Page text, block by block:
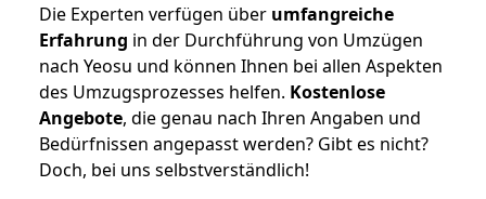
Die Experten verfügen über umfangreiche
Erfahrung in der Durchführung von Umzügen
nach Yeosu und können Ihnen bei allen Aspekten
des Umzugsprozesses helfen. Kostenlose
Angebote, die genau nach Ihren Angaben und
Bedürfnissen angepasst werden? Gibt es nicht?
Doch, bei uns selbstverständlich!